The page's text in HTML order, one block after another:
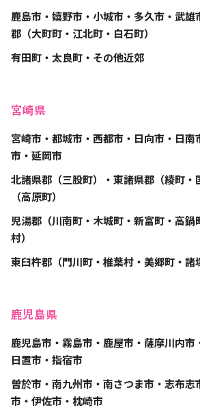
鹿島市・嬉野市・小城市・多久市・武雄
郡（大町町・江北町・白石町）
有田町・太良町・その他近郊
宮崎県
宮崎市・都城市・西都市・日向市・日南
市・延岡市
北諸県郡（三股町）・東諸県郡（綾町・
（高原町）
児湯郡（川南町・木城町・新富町・高鍋
村）
東臼杵郡（門川町・椎葉村・美郷町・諸
鹿児島県
鹿児島市・霧島市・鹿屋市・薩摩川内市
日置市・指宿市
曽於市・南九州市・南さつま市・志布志
市・伊佐市・枕崎市